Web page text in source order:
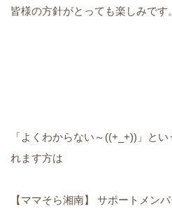
皆様の方針がとっても楽しみです。
「よくわからない～((+_+))」と
れます方は
【ママそら湘南】 サポートメン